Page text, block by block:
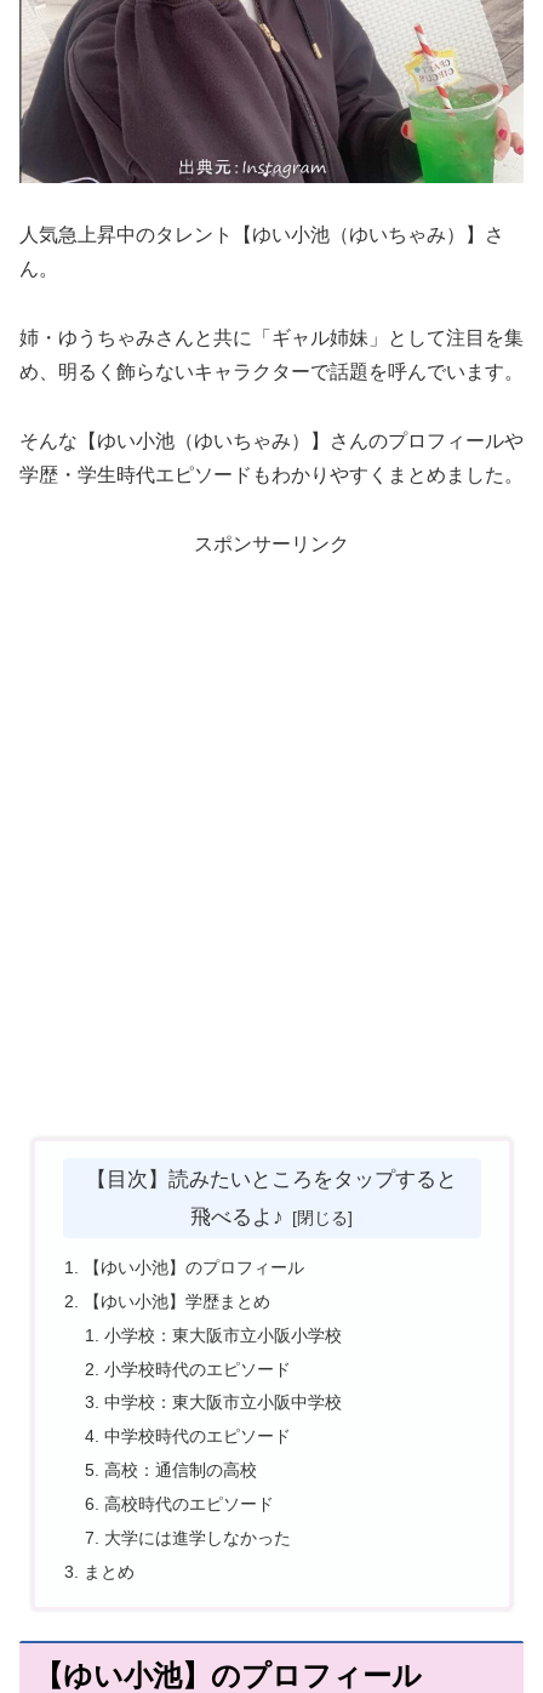
人気急上昇中のタレント【ゆい小池（ゆいちゃみ）】さ
ん。
姉・ゆうちゃみさんと共に「ギャル姉妹」として注目を集
め、明るく飾らないキャラクターで話題を呼んでいます。
そんな【ゆい小池（ゆいちゃみ）】さんのプロフィールや
学歴・学生時代エピソードもわかりやすくまとめました。
スポンサーリンク
【目次】読みたいところをタップすると
飛べるよ♪
【ゆい小池】のプロフィール
【ゆい小池】学歴まとめ
小学校：東大阪市立小阪小学校
小学校時代のエピソード
中学校：東大阪市立小阪中学校
中学校時代のエピソード
高校：通信制の高校
高校時代のエピソード
大学には進学しなかった
まとめ
【ゆい小池】のプロフィール